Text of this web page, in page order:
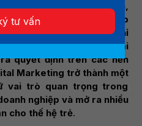
trên môi trường trực tuyến,
ngừng thay đổi cách tiếp
dùng hiện đại không chỉ
tin mà còn gắn liền với trải
quyết định trên các nền
Marketing trở thành một
vai trò quan trọng trong
nghiệp và mở ra nhiều
cho thế hệ trẻ.
tư vấn